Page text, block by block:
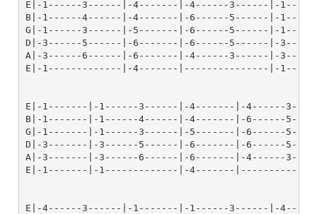
E|-1------3------|-4-------|-4------3------|-
B|-1------4------|-4-------|-6------5------|-
G|-1------3------|-5-------|-6------5------|-
D|-3------5------|-6-------|-6------5------|-
A|-3------6------|-6-------|-4------3------|-
E|-1-------------|-4-------|---------------|-
E|-1-------|-1------3------|-4-------|-4------
B|-1-------|-1------4------|-4-------|-6------
G|-1-------|-1------3------|-5-------|-6------
D|-3-------|-3------5------|-6-------|-6------
A|-3-------|-3------6------|-6-------|-4------
E|-1-------|-1-------------|-4-------
E|-4------3------|-1-------|-1------3------|-